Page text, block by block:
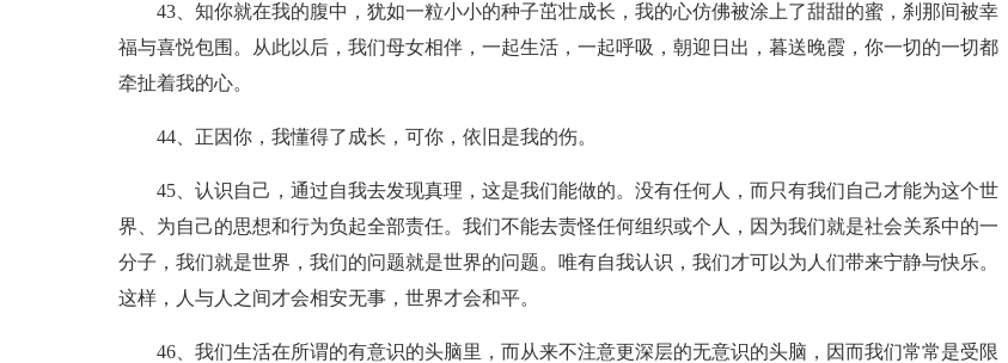
43、知你就在我的腹中，犹如一粒小小的种子茁壮成长，我的心仿佛被涂上了甜甜的蜜，刹那间被幸
福与喜悦包围。从此以后，我们母女相伴，一起生活，一起呼吸，朝迎日出，暮送晚霞，你一切的一切都
牵扯着我的心。
44、正因你，我懂得了成长，可你，依旧是我的伤。
45、认识自己，通过自我去发现真理，这是我们能做的。没有任何人，而只有我们自己才能为这个世
界、为自己的思想和行为负起全部责任。我们不能去责怪任何组织或个人，因为我们就是社会关系中的一
分子，我们就是世界，我们的问题就是世界的问题。唯有自我认识，我们才可以为人们带来宁静与快乐。
这样，人与人之间才会相安无事，世界才会和平。
46、我们生活在所谓的有意识的头脑里，而从来不注意更深层的无意识的头脑，因而我们常常是受限